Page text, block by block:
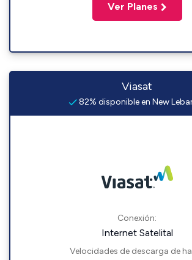
Ver Planes
Viasat
82% disponible en New
Conexión:
Internet Satelital
Velocidades de descarga de